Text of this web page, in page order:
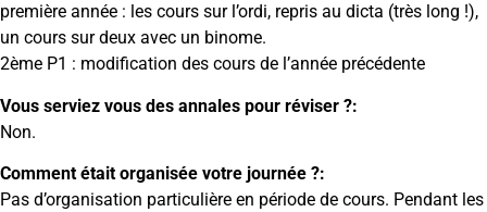
première année : les cours sur l’ordi, repris au dicta (très long !),
un cours sur deux avec un binome.
2ème P1 : modification des cours de l’année précédente
Vous serviez vous des annales pour réviser ?:
Non.
Comment était organisée votre journée ?:
Pas d’organisation particulière en période de cours. Pendant les